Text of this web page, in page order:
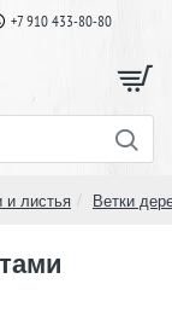
+7 910 433-80-80
и листья Ветки